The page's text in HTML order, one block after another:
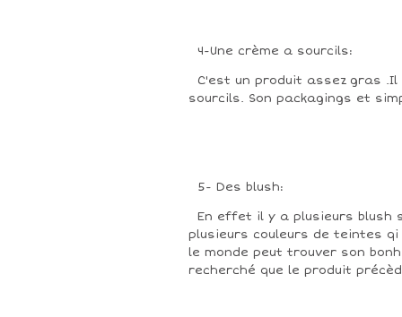
4-Une crème a sourcils:
C'est un produit assez gras
sourcils. Son packagings et
5- Des blush:
En effet il y a plusieurs blush
plusieurs couleurs de teintes
le monde peut trouver son
recherché que le produit